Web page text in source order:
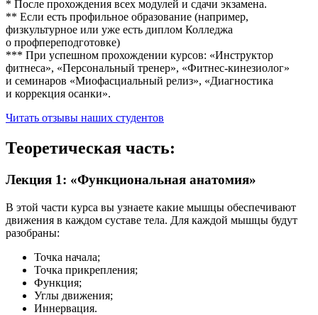
* После прохождения всех модулей и сдачи экзамена.
** Если есть профильное образова­ние (например,
физкультурное или уже есть диплом Колледжа
о профпереподго­товке)
*** При успешном прохождении курсов: «Инструктор
фитнеса», «Персональ­ный тренер», «Фитнес-кинезио­лог»
и семинаров «Миофасциаль­ный релиз», «Диагностика
и коррекция осанки».
Читать отзывы наших студентов
Теоретическая часть:
Лекция 1: «Функциональ­ная анатомия»
В этой части курса вы узнаете какие мышцы обеспечивают
движения в каждом суставе тела. Для каждой мышцы будут
разобраны:
Точка начала;
Точка прикрепления;
Функция;
Углы движения;
Иннервация.